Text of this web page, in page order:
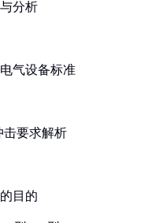
分析
气设备标准
击要求解析
目的